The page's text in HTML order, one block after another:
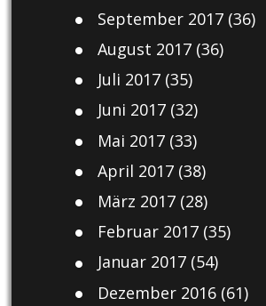
September 2017(36)
August 2017(36)
Juli 2017(35)
Juni 2017(32)
Mai 2017(33)
April 2017(38)
März 2017(28)
Februar 2017(35)
Januar 2017(54)
Dezember 2016(61)